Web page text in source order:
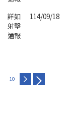
詳如
射擊
通報
114/09/18
10